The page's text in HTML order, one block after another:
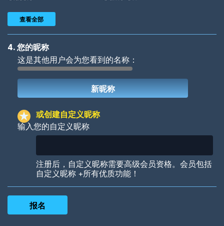
Woof Jungle Cats
查看全部
4. 您的昵称
这是其他用户会为您看到的名称：
或创建自定义昵称
输入您的自定义昵称
注册后，自定义昵称需要高级会员资格。会员包括
自定义昵称 +所有优质功能！